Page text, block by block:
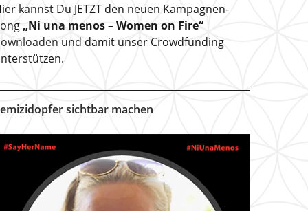
kannst Du JETZT den neuen Kampagnen-
„Ni una menos – Women on Fire“
und damit unser Crowdfunding
sichtbar machen